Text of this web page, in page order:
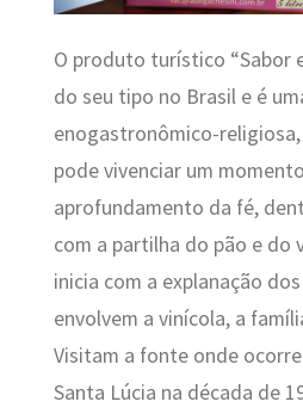
O produto turístico “Sabor
do seu tipo no Brasil e é
enogastronômico-
pode vivenciar um
aprofundamento da fé,
com a partilha do pão e do
inicia com a explanação
envolvem a vinícola, a
Visitam a fonte onde
Santa Lúcia na década de